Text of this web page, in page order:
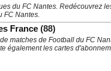
du FC Nantes. Redécouvrez
FC Nantes.
France (88)
matches de Football du FC
également les cartes